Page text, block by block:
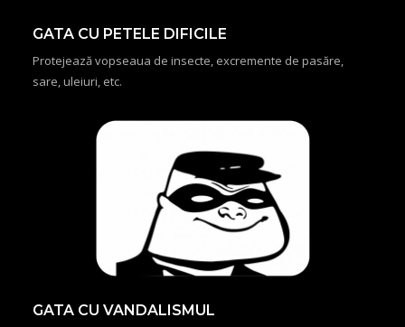
GATA CU PETELE DIFICILE
Protejează vopseaua de insecte, excremente de pasăre,
sare, uleiuri, etc.
GATA CU VANDALISMUL